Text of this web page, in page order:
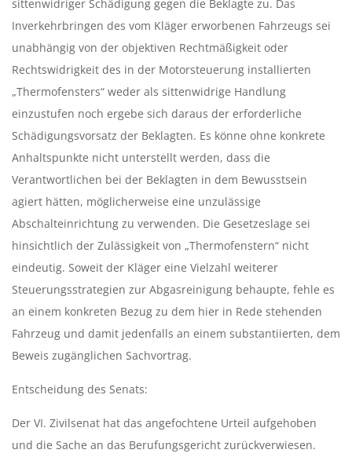
E
O
N
E
R
A
C
K
O
W
sittenwidriger Schädigung gegen die Beklagte zu. Das
Inverkehrbringen des vom Kläger erworbenen Fahrzeugs sei
unabhängig von der objektiven Rechtmäßigkeit oder
Rechtswidrigkeit des in der Motorsteuerung installierten
„Thermofensters“ weder als sittenwidrige Handlung
einzustufen noch ergebe sich daraus der erforderliche
Schädigungsvorsatz der Beklagten. Es könne ohne konkrete
Anhaltspunkte nicht unterstellt werden, dass die
Verantwortlichen bei der Beklagten in dem Bewusstsein
agiert hätten, möglicherweise eine unzulässige
Abschalteinrichtung zu verwenden. Die Gesetzeslage sei
hinsichtlich der Zulässigkeit von „Thermofenstern“ nicht
eindeutig. Soweit der Kläger eine Vielzahl weiterer
Steuerungsstrategien zur Abgasreinigung behaupte, fehle es
an einem konkreten Bezug zu dem hier in Rede stehenden
Fahrzeug und damit jedenfalls an einem substantiierten, dem
Beweis zugänglichen Sachvortrag.
Entscheidung des Senats:
Der VI. Zivilsenat hat das angefochtene Urteil aufgehoben
und die Sache an das Berufungsgericht zurückverwiesen.